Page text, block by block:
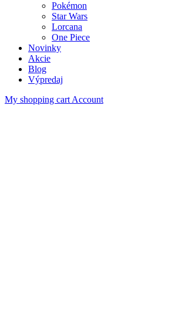
Pokémon
Star Wars
Lorcana
One Piece
Novinky
Akcie
Blog
Výpredaj
My shopping cart Account